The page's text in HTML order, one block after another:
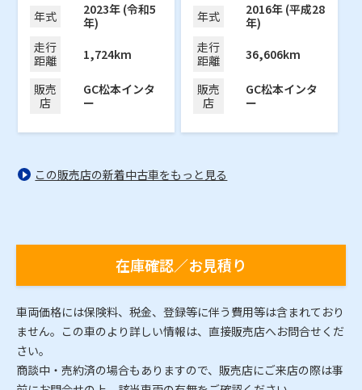
年式
2023年 (令和5
年)
走行
距離
1,724km
販売
店
GC松本インタ
ー
年式
2016年 (平成28
年)
走行
距離
36,606km
販売
店
GC松本インタ
ー
この販売店の新着中古車をもっと見る
在庫確認／お見積り
車両価格には保険料、税金、登録等に伴う費用等は含まれており
ません。この車のより詳しい情報は、直接販売店へお問合せくだ
さい。
商談中・売約済の場合もありますので、販売店にご来店の際は事